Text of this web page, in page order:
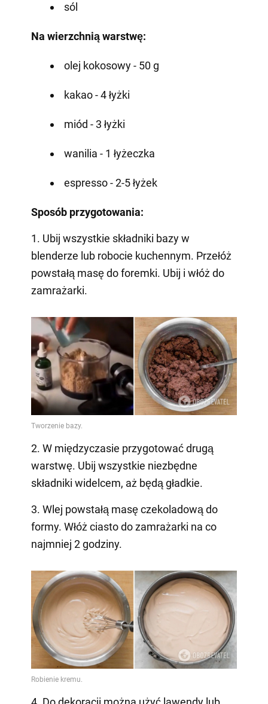
sól
Na wierzchnią warstwę:
olej kokosowy - 50 g
kakao - 4 łyżki
miód - 3 łyżki
wanilia - 1 łyżeczka
espresso - 2-5 łyżek
Sposób przygotowania:
1. Ubij wszystkie składniki bazy w
blenderze lub robocie kuchennym. Przełóż
powstałą masę do foremki. Ubij i włóż do
zamrażarki.
2. W międzyczasie przygotować drugą
warstwę. Ubij wszystkie niezbędne
składniki widelcem, aż będą gładkie.
3. Wlej powstałą masę czekoladową do
formy. Włóż ciasto do zamrażarki na co
najmniej 2 godziny.